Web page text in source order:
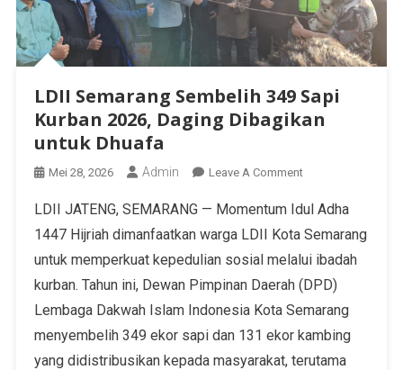
LDII Semarang Sembelih 349 Sapi
Kurban 2026, Daging Dibagikan
untuk Dhuafa
Mei 28, 2026 Admin Leave A Comment
LDII JATENG, SEMARANG — Momentum Idul Adha
1447 Hijriah dimanfaatkan warga LDII Kota Semarang
untuk memperkuat kepedulian sosial melalui ibadah
kurban. Tahun ini, Dewan Pimpinan Daerah (DPD)
Lembaga Dakwah Islam Indonesia Kota Semarang
menyembelih 349 ekor sapi dan 131 ekor kambing
yang didistribusikan kepada masyarakat, terutama